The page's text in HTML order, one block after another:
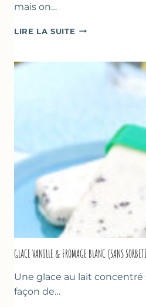
mais on…
LIRE LA SUITE COMME
À
COURGETTE…
GLACE VANILLE & FROMAGE BLANC (SANS
Une glace au lait concentré
façon de…